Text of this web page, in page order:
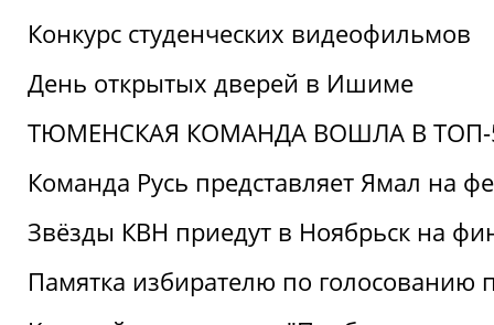
Конкурс студенческих видеофильмов
День открытых дверей в Ишиме
ТЮМЕНСКАЯ КОМАНДА ВОШЛА В ТОП-
Команда Русь представляет Ямал на
Звёзды КВН приедут в Ноябрьск на
Памятка избирателю по голосованию